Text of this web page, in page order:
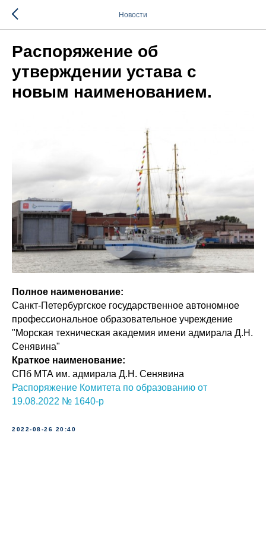
Новости
Распоряжение об
утверждении устава с
новым наименованием.
Полное наименование:
Санкт-Петербургское государственное автономное
профессиональное образовательное учреждение
"Морская техническая академия имени адмирала Д.Н.
Сенявина"
Краткое наименование:
СПб МТА им. адмирала Д.Н. Сенявина
Распоряжение Комитета по образованию от
19.08.2022 № 1640-р
2022-08-26 20:40